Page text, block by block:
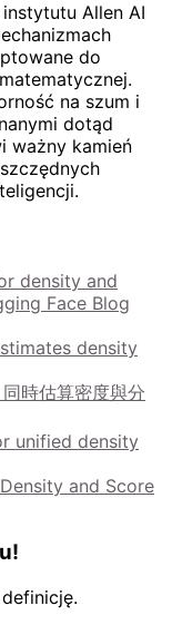
Allen AI
do
na szum i
dotąd
ważny kamień
density and
Face Blog
density
時估算密度與分
unified density
and Score